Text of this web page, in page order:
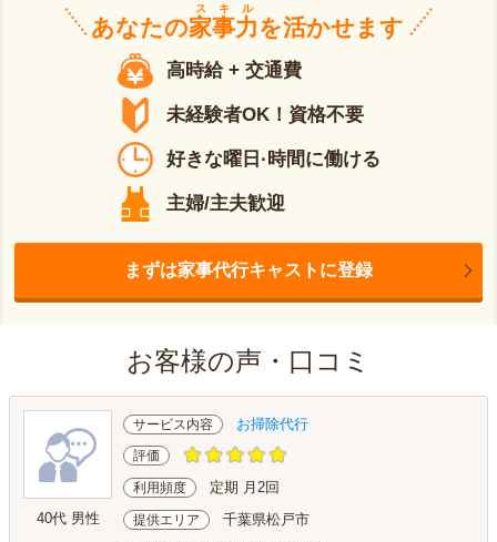
あなたの家事力
スキル
を活かせます
高時給 + 交通費
未経験者OK！資格不要
好きな曜日·時間に働ける
主婦/主夫歓迎
まずは家事代行キャストに登録
お客様の声・口コミ
40代 男性
サービス内容 お掃除代行
評価
利用頻度 定期 月2回
提供エリア 千葉県松戸市